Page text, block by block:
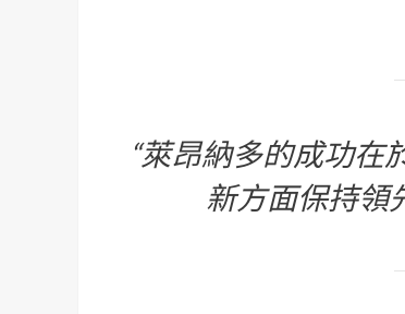
“萊昂納多的成功在
新方面保持領